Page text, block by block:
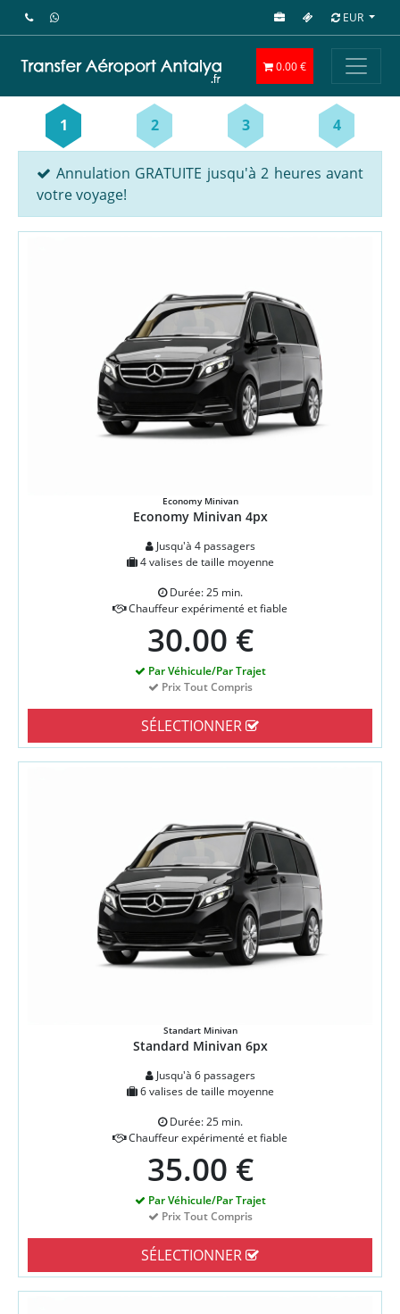
EUR
0.00 €
1 2 3 4
Annulation GRATUITE jusqu'à 2 heures avant
votre voyage!
Economy Minivan
Economy Minivan 4px
Jusqu'à 4 passagers
4 valises de taille moyenne
Durée: 25 min.
Chauffeur expérimenté et fiable
30.00 €
Par Véhicule/Par Trajet
Prix Tout Compris
SÉLECTIONNER
Standart Minivan
Standard Minivan 6px
Jusqu'à 6 passagers
6 valises de taille moyenne
Durée: 25 min.
Chauffeur expérimenté et fiable
35.00 €
Par Véhicule/Par Trajet
Prix Tout Compris
SÉLECTIONNER